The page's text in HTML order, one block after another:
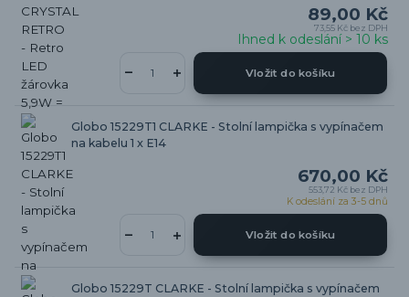
89,00 Kč
73,55 Kč bez DPH
Ihned k odeslání > 10 ks
Vložit do košíku
Globo 15229T1 CLARKE - Stolní lampička s vypínačem
na kabelu 1 x E14
670,00 Kč
553,72 Kč bez DPH
K odeslání za 3-5 dnů
Vložit do košíku
Globo 15229T CLARKE - Stolní lampička s vypínačem